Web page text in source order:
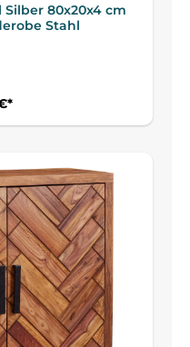
80x20x4 cm
Stahl